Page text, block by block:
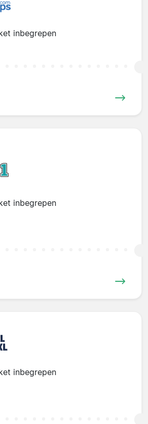
inbegrepen
inbegrepen
inbegrepen